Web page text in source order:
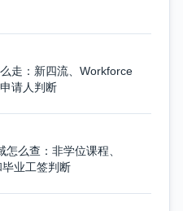
走：新四流、Workforce
请人判断
么查：非学位课程、
业工签判断